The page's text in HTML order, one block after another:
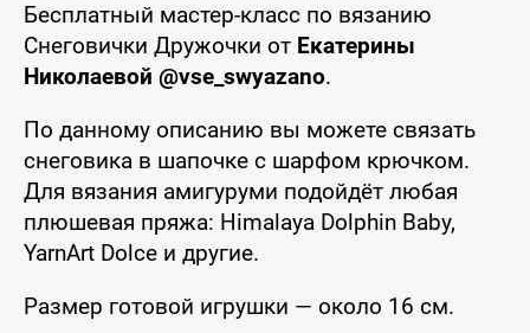
Бесплатный мастер-класс по вязанию
Снеговички Дружочки от Екатерины
Николаевой @vse_swyazano.
По данному описанию вы можете связать
снеговика в шапочке с шарфом крючком.
Для вязания амигуруми подойдёт любая
плюшевая пряжа: Himalaya Dolphin Baby,
YarnArt Dolce и другие.
Размер готовой игрушки — около 16 см.